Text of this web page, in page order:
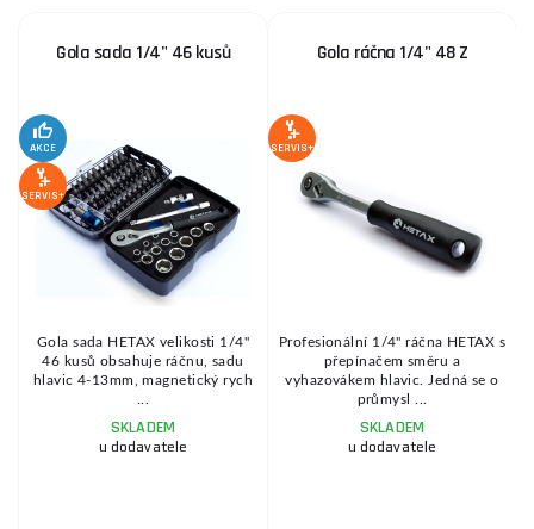
Gola sada 1/4" 46 kusů
AKCE
SERVIS+
Gola sada HETAX velikosti 1/4"
46 kusů obsahuje ráčnu, sadu
hlavic 4-13mm, magnetický rych
SKLADEM
u dodavatele
Gola ráčna 1/4" 48 Z
SERVIS+
Profesionální 1/4" ráčna HETAX s
přepínačem směru a
vyhazovákem hlavic. Jedná se o
průmysl ...
SKLADEM
u dodavatele